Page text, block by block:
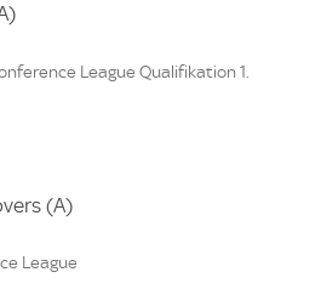
League Qualifikation 1.
(A)
League